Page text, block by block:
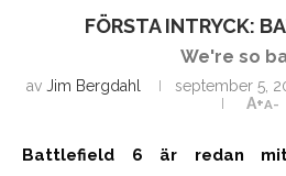
FÖRSTA INTRYCK:
We're so
av Jim Bergdahl september 5,
A+A-
Battlefield 6 är redan